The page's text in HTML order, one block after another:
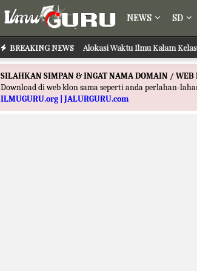
NEWS SD
BREAKING NEWS Alokasi Waktu Ilmu Kalam
SILAHKAN SIMPAN & INGAT NAMA DOMAIN / WEB
Download di web klon sama seperti anda perlahan-
ILMUGURU.org | JALURGURU.com